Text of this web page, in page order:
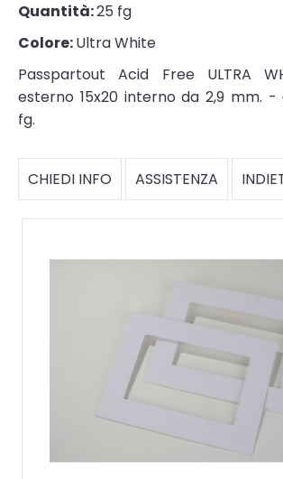
Quantità:25 fg
Colore:Ultra White
Passpartout Acid Free ULTRA
esterno 15x20 interno da 2,9 mm. -
fg.
CHIEDI INFO ASSISTENZA